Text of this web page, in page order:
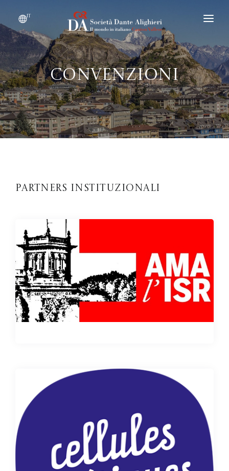
it
DIVENTARE SOCIO
CHI SIAMO?
EVENTI
CONVENZIONI
Convenzioni
Partners instituzionali